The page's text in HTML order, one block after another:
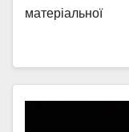
матеріальної